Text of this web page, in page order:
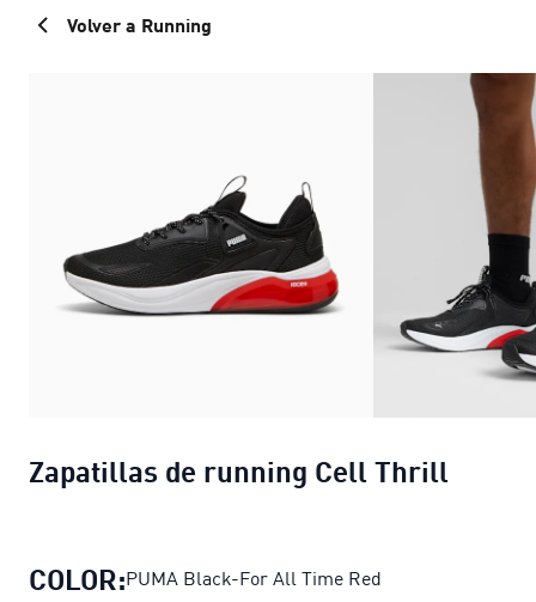
Volver a Running
Zapatillas de running Cell Thrill
COLOR:PUMA Black-For All Time Red